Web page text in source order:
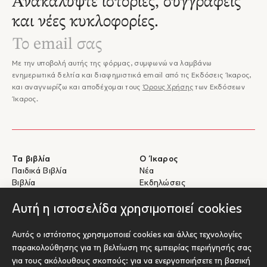
Αυτή η ιστοσελίδα χρησιμοποιεί cookies
Αυτός ο ιστότοπος χρησιμοποιεί cookies και άλλες τεχνολογίες
παρακολούθησης για τη βελτίωση της εμπειρίας περιήγησής σας
για τους ακόλουθους σκοπούς: για να ενεργοποιήσετε τη βασική
και νέες κυκλοφορίες.
Με την υποβολή αυτής της φόρμας, συμφωνώ να λαμβάνω
ενημερωτικά δελτία και διαφημιστικά email από τις Εκδόσεις Ίκαρος,
και αναγνωρίζω και αποδέχομαι τους Όρους Χρήσης των Εκδόσεων
Ίκαρος.
Τα βιβλία
Παιδικά Βιβλία
Βιβλία
Ο Ίκαρος
Νέα
Εκδηλώσεις
Βοήθεια
Αποστολές & Επιστροφές
Πληρωμές & Ασφάλεια
Για Συγγραφείς
Υποβολή έργου προς έκδοση